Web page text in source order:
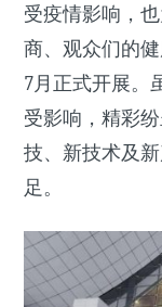
受疫情影响，
商、观众们的
7月正式开展。
受影响，精彩
技、新技术及
足。